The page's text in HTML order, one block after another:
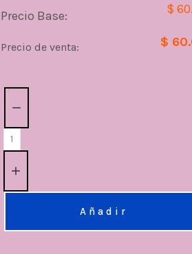
Precio Base: $
Precio de venta: $
Añadir